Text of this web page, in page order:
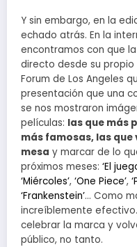
Y sin embargo, en la
echado atrás. En la
encontramos con que
directo desde su propio
Forum de Los Angeles
presentación que una
se nos mostraron
películas: las que más
más famosas, las que
mesa y marcar de lo
próximos meses: ‘El
‘Miércoles’, ‘One Piece’,
‘Frankenstein’… Como
increíblemente
celebrar la marca y
público, no tanto.